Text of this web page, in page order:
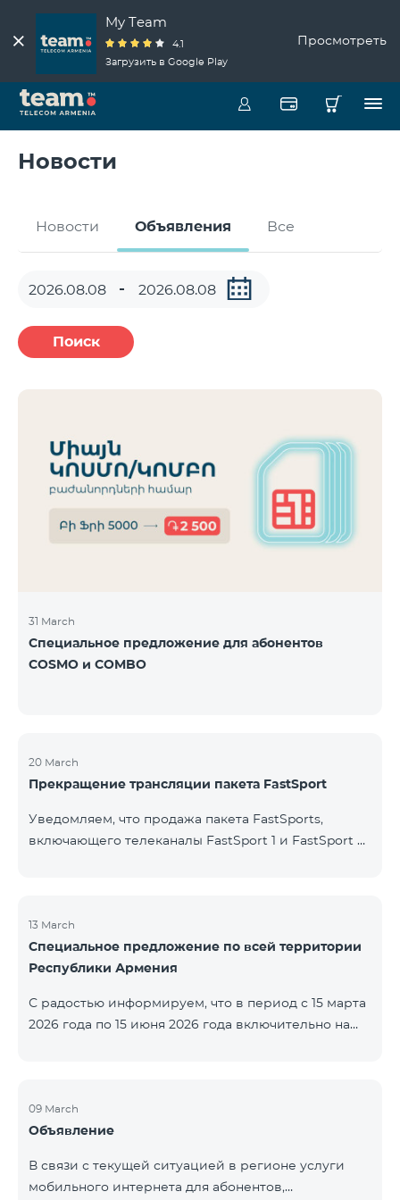
My Team
4.1
Загрузить в Google Play
Просмотреть
Новости
Новости Объявления Все
Поиск
31 March
Специальное предложение для абонентов
COSMO и COMBO
20 March
Прекращение трансляции пакета FastSport
Уведомляем, что продажа пакета FastSports,
включающего телеканалы FastSport 1 и FastSport 2,
решением вещателя. По вопросам или для
получения дополнительной информации просим
обращаться в компанию «Фаст Медиа».
13 March
Специальное предложение по всей территории
Республики Армения
С радостью информируем, что в период с 15 марта
2026 года по 15 июня 2026 года включительно на
Региональный будут доступны со скидкой 25% при
подключении на 12 месяцев с автоматическим
пакет COMBO 4 9900 также предоставляется со
скидкой 25% сроком на 12 месяцев. Кроме того, для
09 March
Объявление
В связи с текущей ситуацией в регионе услуги
мобильного интернета для абонентов,